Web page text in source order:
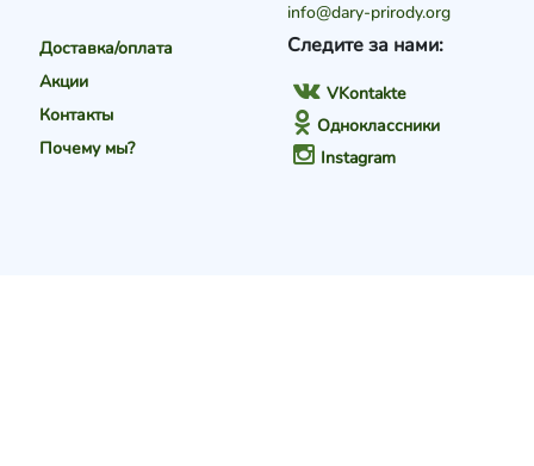
Доставка/оплата
Акции
Контакты
Почему мы?
Следите за нами:
VKontakte
Одноклассники
Instagram
info@dary-prirody.org